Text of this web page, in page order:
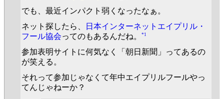
でも、最近インパクト弱くなったなぁ。
ネット探したら、
日本インターネットエイプリル・
フール協会ってのもあるんだね。 *1
参加表明サイトに何気なく「朝日新聞」ってあるの
が笑える。
それって参加じゃなくて年中エイプリルフールやっ
てんじゃねーか？